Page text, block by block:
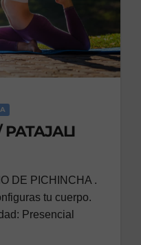
PATAJALI
DE PICHINCHA .
tu cuerpo.
Presencial